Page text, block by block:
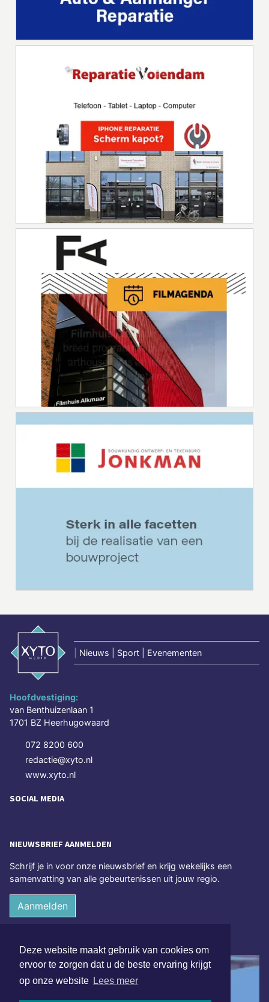
Deze website maakt gebruik van cookies om
ervoor te zorgen dat u de beste ervaring krijgt
op onze website Lees meer
Nieuws | Sport | Evenementen
Hoofdvestiging:
van Benthuizenlaan 1
1701 BZ Heerhugowaard
072 8200 600
redactie@xyto.nl
www.xyto.nl
SOCIAL MEDIA
NIEUWSBRIEF AANMELDEN
Schrijf je in voor onze nieuwsbrief en krijg wekelijks een
samenvatting van alle gebeurtenissen uit jouw regio.
Aanmelden